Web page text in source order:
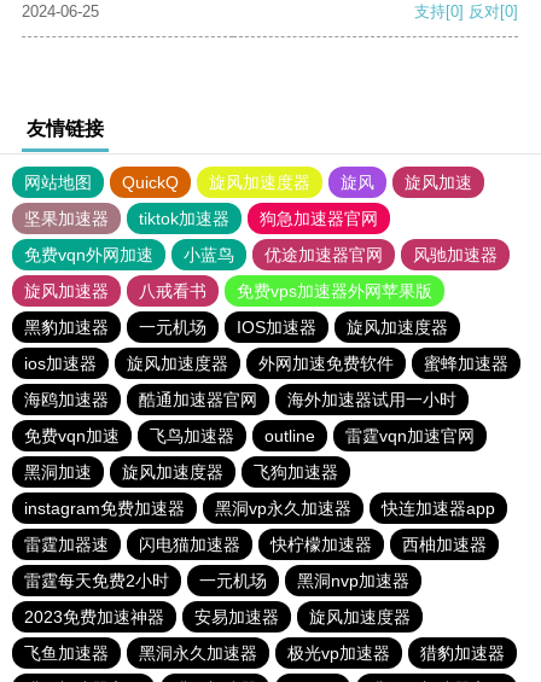
2024-06-25
支持[0] 反对[0]
友情链接
网站地图 QuickQ 旋风加速度器 旋风
旋风加速
坚果加速器
tiktok加速器
狗急加速器官网
免费vqn外网加速
小蓝鸟 优途加速器官网
风驰加速器
旋风加速器
八戒看书
免费vps加速器外网苹果版
黑豹加速器
一元机场 IOS加速器
旋风加速度器
ios加速器
旋风加速度器 外网加速免费软件
蜜蜂加速器
海鸥加速器
酷通加速器官网
海外加速器试用一小时
免费vqn加速
飞鸟加速器 outline
雷霆vqn加速官网
黑洞加速
旋风加速度器
飞狗加速器
instagram免费加速器
黑洞vp永久加速器
快连加速器app
雷霆加器速
闪电猫加速器 快柠檬加速器
西柚加速器
雷霆每天免费2小时
一元机场
黑洞nvp加速器
2023免费加速神器
安易加速器
旋风加速度器
飞鱼加速器
黑洞永久加速器 极光vp加速器
猎豹加速器